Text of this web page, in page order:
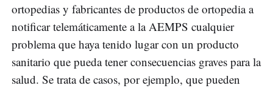
ortopedias y fabricantes de productos de ortopedia a
notificar telemáticamente a la AEMPS cualquier
problema que haya tenido lugar con un producto
sanitario que pueda tener consecuencias graves para la
salud. Se trata de casos, por ejemplo, que pueden